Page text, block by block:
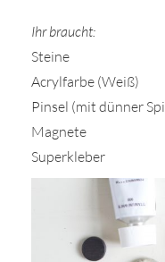
Ihr braucht:
Steine
Acrylfarbe (Weiß)
Pinsel (mit dünner
Magnete
Superkleber